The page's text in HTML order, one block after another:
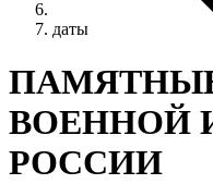
даты
ВОЕННОЙ
РОССИИ